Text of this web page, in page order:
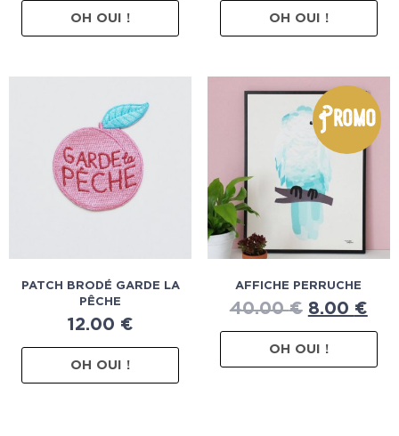
OH OUI ! OH OUI !
PATCH BRODÉ GARDE LA
PÊCHE
12.00 €
OH OUI !
Promo
AFFICHE PERRUCHE
40.00€ 8.00 €
OH OUI !